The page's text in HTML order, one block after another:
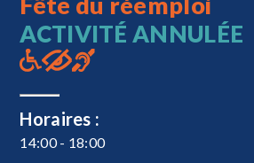
ACTIVITÉ ANNULÉE
Horaires :
14:00 - 18:00